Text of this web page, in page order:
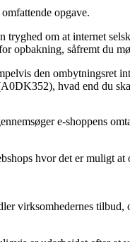
opgave.
om at internet
opbakning, såfremt du
den ombytningsret
hvad end du
e-shoppens
hvor det er muligt
virksomhedernes